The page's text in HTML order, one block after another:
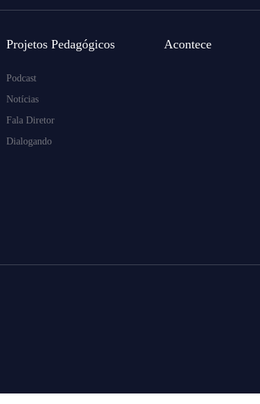
Projetos Pedagógicos
Podcast
Notícias
Fala Diretor
Dialogando
Acontece